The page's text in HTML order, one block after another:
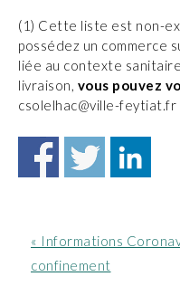
(1) Cette liste est non-
possédez un commerce
liée au contexte
livraison, vous pouvez
csolelhac@ville-feytiat.fr
Article
précédent
« Informations
confinement